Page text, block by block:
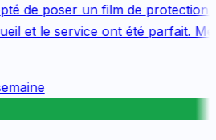
de poser un film de protection
et le service ont été parfait.